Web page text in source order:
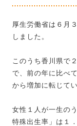
厚生労働省は６月
しました。
このうち香川県で
で、前の年に比べ
から増加に転じてい
女性１人が一生の
特殊出生率」は１